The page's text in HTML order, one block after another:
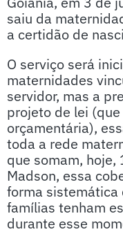
saiu da
a certidão de
O serviço será
maternidades
servidor, mas a
projeto de lei
orçamentária),
toda a rede
que somam, hoje,
Madson, essa
forma sistemática
famílias tenham
durante esse